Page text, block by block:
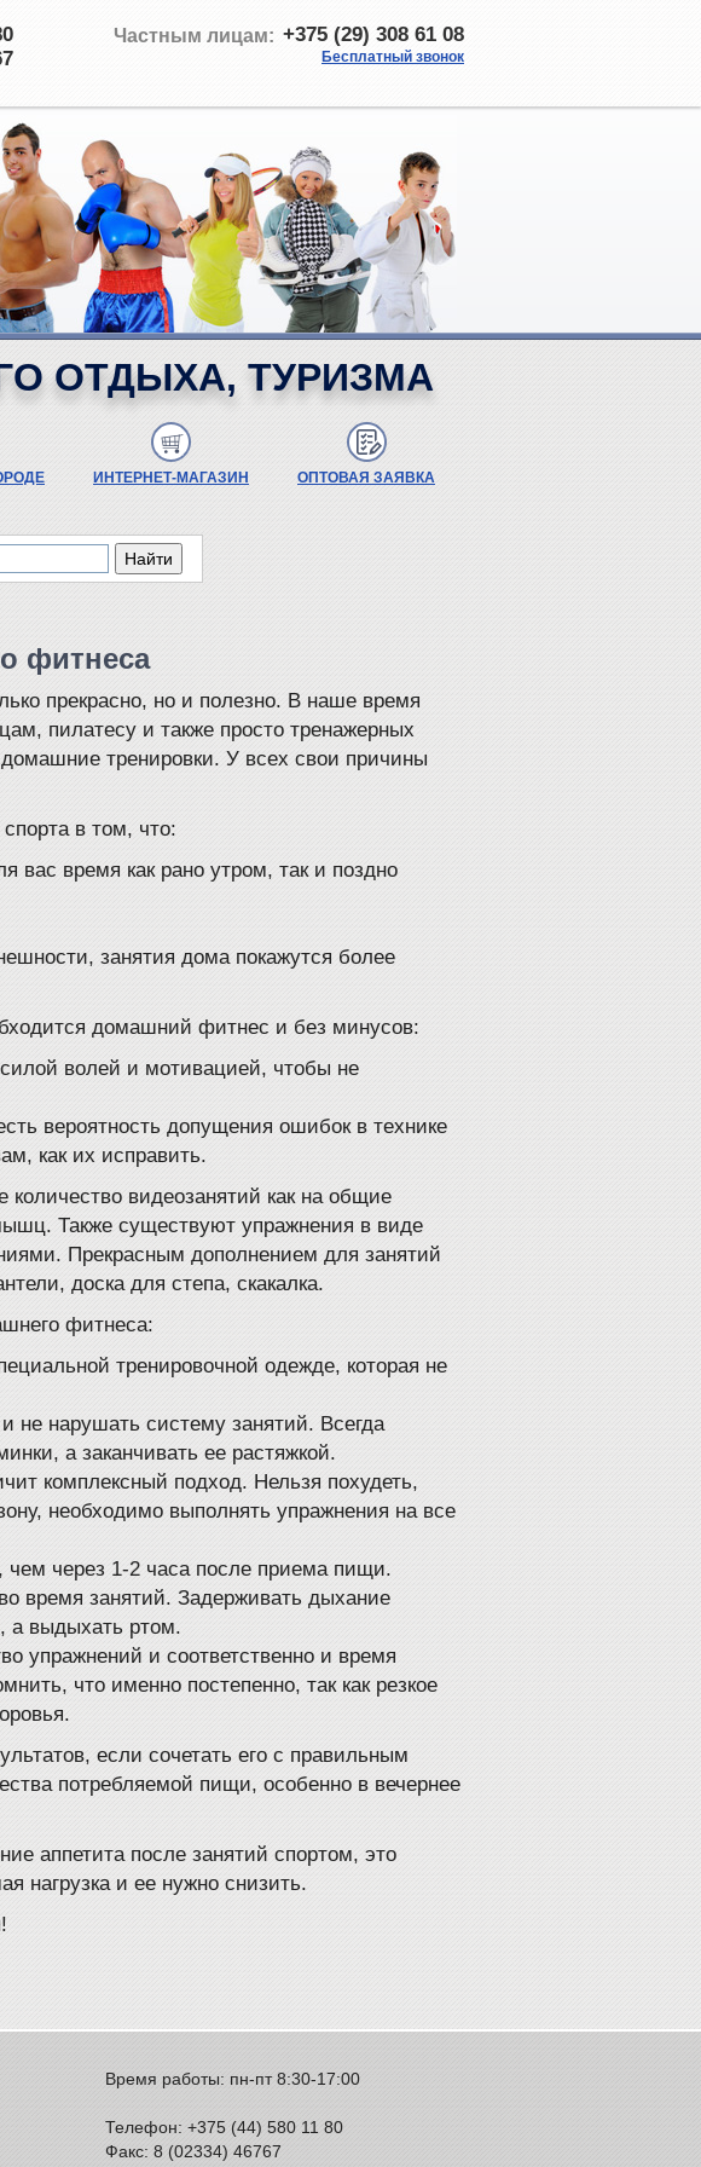
Частным лицам: +375 (29) 308 61 08
Бесплатный звонок
ОТДЫХА, ТУРИЗМА
ИНТЕРНЕТ-МАГАЗИН ОПТОВАЯ ЗАЯВКА
фитнеса
прекрасно, но и полезно. В наше время
пилатесу и также просто тренажерных
тренировки. У всех свои причины
в том, что:
вас время как рано утром, так и поздно
занятия дома покажутся более
домашний фитнес и без минусов:
волей и мотивацией, чтобы не
вероятность допущения ошибок в технике
как их исправить.
видеозанятий как на общие
Также существуют упражнения в виде
Прекрасным дополнением для занятий
доска для степа, скакалка.
фитнеса:
тренировочной одежде, которая не
не нарушать систему занятий. Всегда
а заканчивать ее растяжкой.
комплексный подход. Нельзя похудеть,
необходимо выполнять упражнения на все
чем через 1-2 часа после приема пищи.
время занятий. Задерживать дыхание
а выдыхать ртом.
упражнений и соответственно и время
что именно постепенно, так как резкое
если сочетать его с правильным
потребляемой пищи, особенно в вечернее
аппетита после занятий спортом, это
нагрузка и ее нужно снизить.
Время работы: пн-пт 8:30-17:00
Телефон: +375 (44) 580 11 80
Факс: 8 (02334) 46767